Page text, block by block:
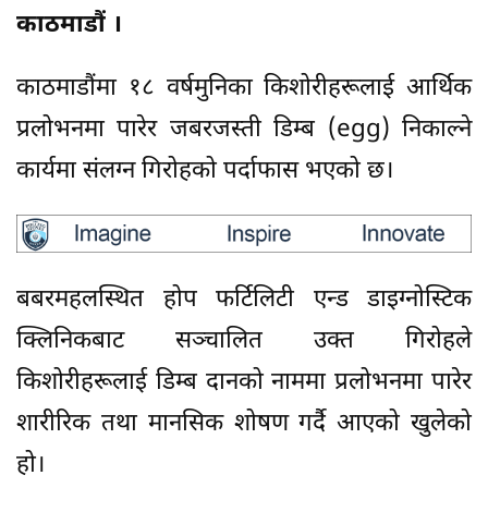
काठमाडौं ।
काठमाडौंमा १८ वर्षमुनिका किशोरीहरूलाई आर्थिक
प्रलोभनमा पारेर जबरजस्ती डिम्ब (egg) निकाल्ने
कार्यमा संलग्न गिरोहको पर्दाफास भएको छ।
बबरमहलस्थित होप फर्टिलिटी एन्ड डाइग्नोस्टिक
क्लिनिकबाट सञ्चालित उक्त गिरोहले
किशोरीहरूलाई डिम्ब दानको नाममा प्रलोभनमा पारेर
शारीरिक तथा मानसिक शोषण गर्दै आएको खुलेको
हो।